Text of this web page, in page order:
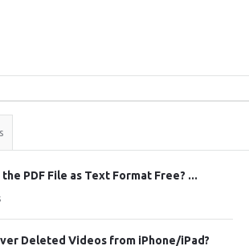
PDF File as Text Format Free? ...
Deleted Videos from iPhone/iPad?